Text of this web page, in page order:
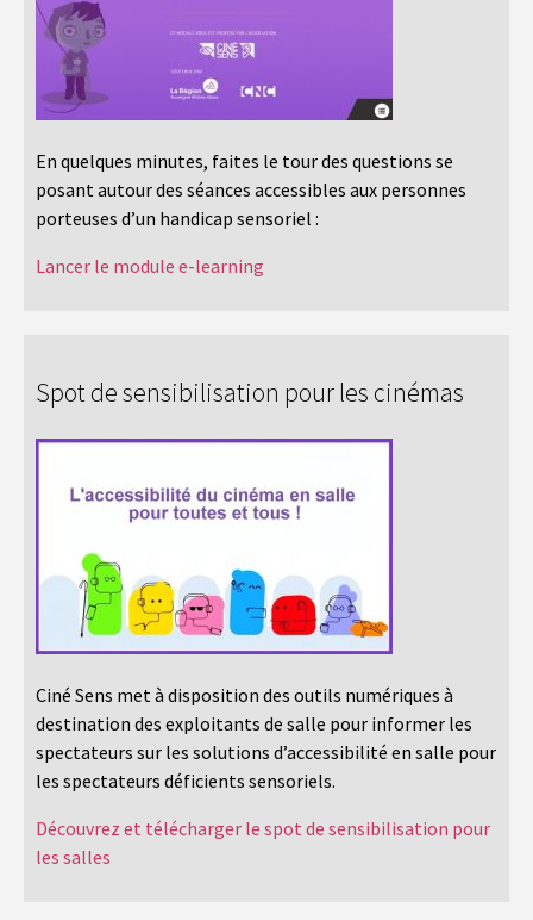
En quelques minutes, faites le tour des questions se
posant autour des séances accessibles aux personnes
porteuses d’un handicap sensoriel :
Lancer le module e-learning
Spot de sensibilisation pour les cinémas
Ciné Sens met à disposition des outils numériques à
destination des exploitants de salle pour informer les
spectateurs sur les solutions d’accessibilité en salle pour
les spectateurs déficients sensoriels.
Découvrez et télécharger le spot de sensibilisation pour
les salles